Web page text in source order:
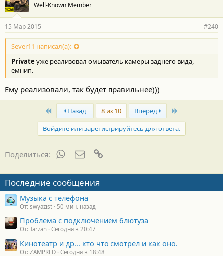
Well-Known Member
15 Мар 2015 #240
Sever11 написал(а):
Private уже реализовал омыватель камеры заднего вида,
емнип.
Ему реализовали, так будет правильнее)))
First Назад 8 из 10 Вперёд Last
Войдите или зарегистрируйтесь для ответа.
Поделиться: WhatsAppЭлектронная почта
Последние сообщения
Музыка с телефона
От: swyazist 50 мин. назад
Проблема с подключением блютуза
От: Tarzan Сегодня в 20:47
Кинотеатр и др... кто что смотрел и как оно.
От: ZAMPRED Сегодня в 18:48